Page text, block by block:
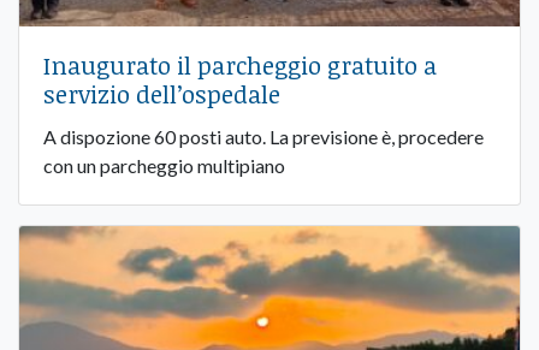
Inaugurato il parcheggio gratuito a
servizio dell’ospedale
A dispozione 60 posti auto. La previsione è, procedere
con un parcheggio multipiano